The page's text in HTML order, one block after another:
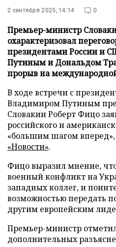
2 сентября 2025, 14:14 0
Премьер-министр
охарактеризовал
президентами России и
Путиным и Дональдом
прорыв на
В ходе встречи с
Владимиром Путиным
Словакии Роберт Фицо
российского и
«большим шагом вперед»,
«Новости».
Фицо выразил мнение,
военный конфликт на
западных коллег, и
возможностью передать
другим европейским
Премьер-министр
дополнительных